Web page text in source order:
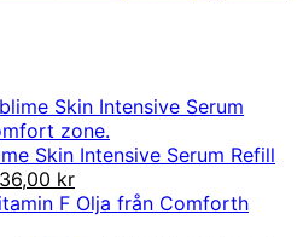
Skin Intensive Serum Refill
krDet
nuvarande